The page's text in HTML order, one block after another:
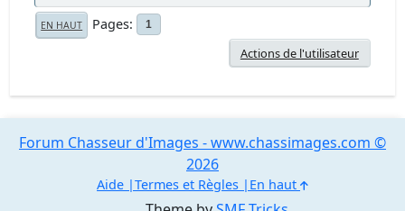
EN HAUT Pages 1
Actions de l'utilisateur
Forum Chasseur d'Images - www.chassimages.com ©
2026
Aide Termes et Règles En haut